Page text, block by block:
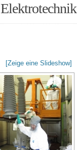
Elektrotechnik
[Zeige eine Slideshow]